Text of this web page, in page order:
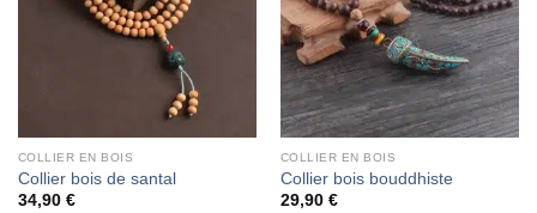
COLLIER EN BOIS
Collier bois de santal
34,90 €
COLLIER EN BOIS
Collier bois bouddhiste
29,90 €